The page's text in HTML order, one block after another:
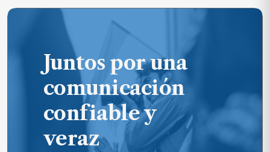
Juntos por una
comunicación
confiable y
veraz